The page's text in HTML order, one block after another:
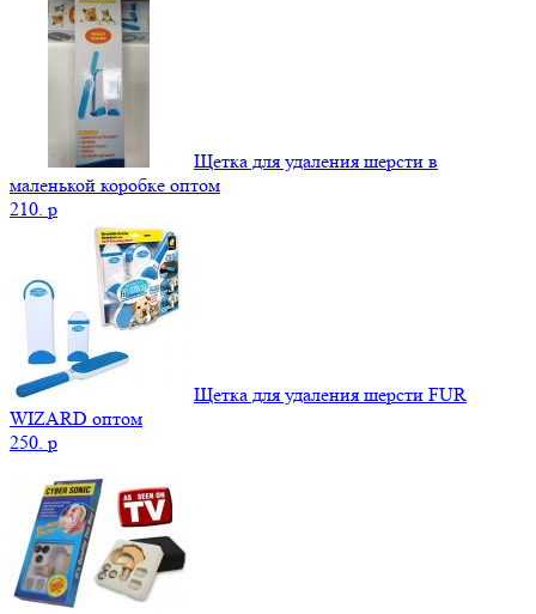
Щетка для удаления шерсти в
маленькой коробке оптом
210. p
Щетка для удаления шерсти FUR
WIZARD оптом
250. p